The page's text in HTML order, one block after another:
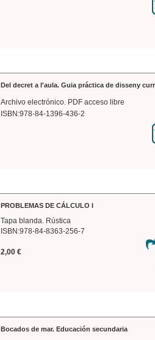
Del decret a l'aula. Guia práctica de disseny
Archivo electrónico. PDF acceso libre
ISBN:978-84-1396-436-2
PROBLEMAS DE CÁLCULO I
Tapa blanda. Rústica
ISBN:978-84-8363-256-7
2,00 €
Bocados de mar. Educación secundaria